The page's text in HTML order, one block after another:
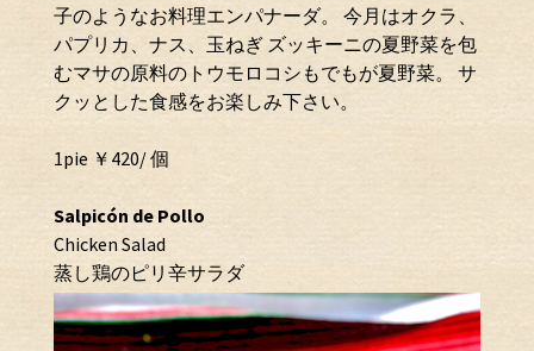
子のようなお料理エンパナーダ。 今月はオクラ、
パプリカ、ナス、玉ねぎ ズッキーニの夏野菜を包
むマサの原料のトウモロコシもでもが夏野菜。 サ
クッとした食感をお楽しみ下さい。
1pie ￥420/ 個
Salpicón de Pollo
Chicken Salad
蒸し鶏のピリ辛サラダ